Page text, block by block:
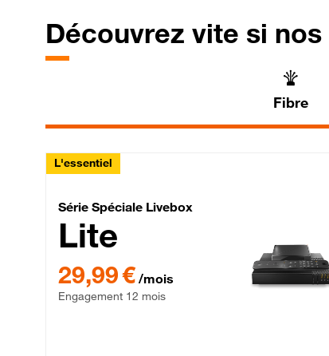
Découvrez vite si
Fibre
L'essentiel
Série Spéciale
Série Spéciale Livebox
Lite
29,99 € par mois , Engagement 12 mois
29,99 € /mois
Engagement 12 mois